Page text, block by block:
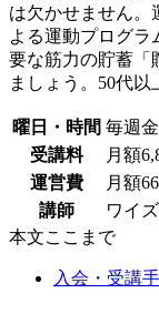
は欠かせません。
よる運動プログラ
要な筋力の貯蓄「
ましょう。50代以
曜日・時間 毎週
受講料
月額
運営費
月額
講師
ワイ
本文ここまで
入会・受講